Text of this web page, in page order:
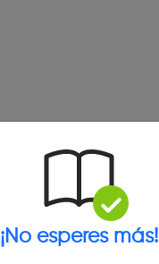
¡No esperes más!